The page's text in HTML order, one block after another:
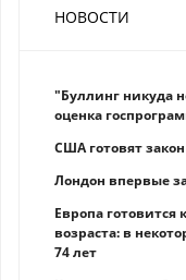
НОВОСТИ
"Буллинг никуда
оценка
США готовят
Лондон впервые
Европа
возраста: в
74 лет